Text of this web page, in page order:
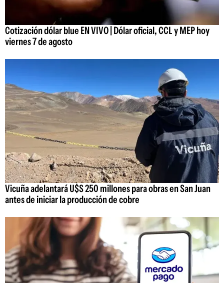
Cotización dólar blue EN VIVO | Dólar oficial, CCL y MEP hoy
viernes 7 de agosto
Vicuña adelantará U$S 250 millones para obras en San Juan
antes de iniciar la producción de cobre